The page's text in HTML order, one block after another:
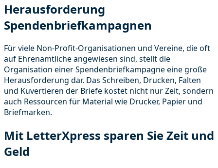
Herausforderung
Spendenbriefkampagnen
Für viele Non-Profit-Organisationen und Vereine, die oft
auf Ehrenamtliche angewiesen sind, stellt die
Organisation einer Spendenbriefkampagne eine große
Herausforderung dar. Das Schreiben, Drucken, Falten
und Kuvertieren der Briefe kostet nicht nur Zeit, sondern
auch Ressourcen für Material wie Drucker, Papier und
Briefmarken.
Mit LetterXpress sparen Sie Zeit und
Geld